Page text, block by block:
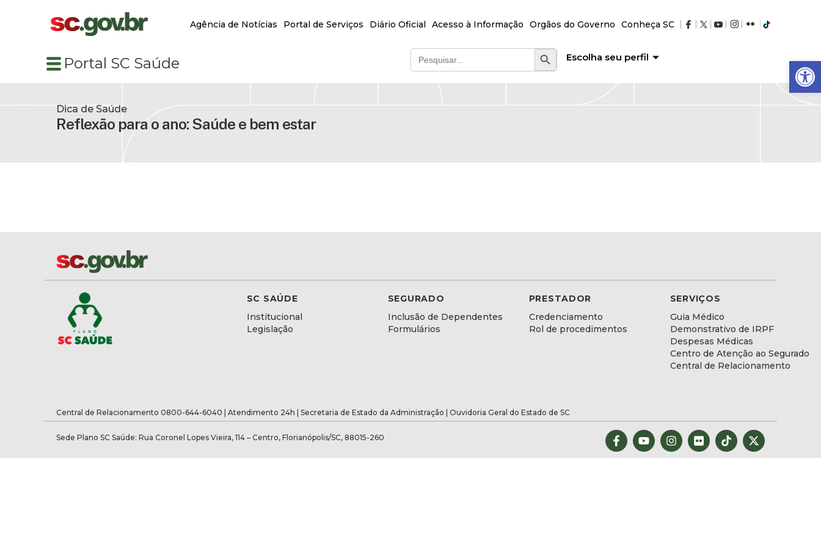
Abrir a barra de ferramentas
Agência de Notícias Portal de Serviços Diário Oficial Acesso à Informação Orgãos do Governo Conheça SC
Portal SC Saúde
Search
for:
SEARCH BUTTON
Escolha seu perfil
Reflexão para o ano: Saúde e bem estar
Dica de Saúde
SC SAÚDE
Institucional
Legislação
SEGURADO
Inclusão de Dependentes
Formulários
PRESTADOR
Credenciamento
Rol de procedimentos
SERVIÇOS
Guia Médico
Demonstrativo de IRPF
Despesas Médicas
Centro de Atenção ao Segurado
Central de Relacionamento
Central de Relacionamento 0800-644-6040 | Atendimento 24h | Secretaria de Estado da Administração | Ouvidoria Geral do Estado de SC
Sede Plano SC Saúde: Rua Coronel Lopes Vieira, 114 – Centro, Florianópolis/SC, 88015-260